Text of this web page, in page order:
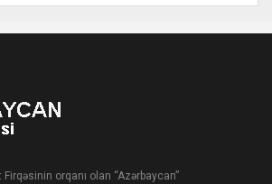
orqanı olan “Azərbaycan”